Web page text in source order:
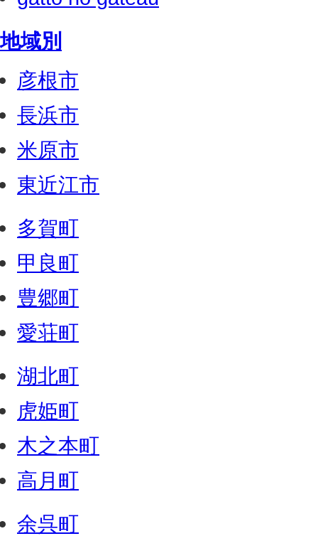
地域別
彦根市
長浜市
米原市
東近江市
多賀町
甲良町
豊郷町
愛荘町
湖北町
虎姫町
木之本町
高月町
余呉町